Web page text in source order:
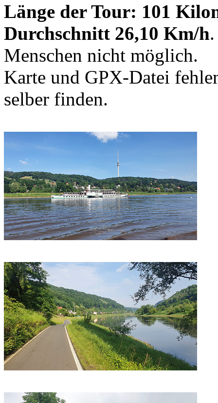
Länge der Tour: 101
Durchschnitt 26,10 Km/h
Menschen nicht möglich.
Karte und GPX-Datei
selber finden.